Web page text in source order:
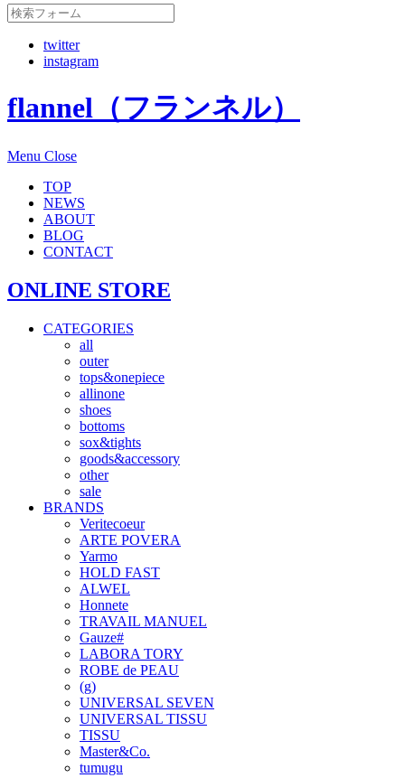
twitter
instagram
flannel（フランネル）
Menu Close
TOP
NEWS
ABOUT
BLOG
CONTACT
ONLINE STORE
CATEGORIES
all
outer
tops&onepiece
allinone
shoes
bottoms
sox&tights
goods&accessory
other
sale
BRANDS
Veritecoeur
ARTE POVERA
Yarmo
HOLD FAST
ALWEL
Honnete
TRAVAIL MANUEL
Gauze#
LABORA TORY
ROBE de PEAU
(g)
UNIVERSAL SEVEN
UNIVERSAL TISSU
TISSU
Master&Co.
tumugu